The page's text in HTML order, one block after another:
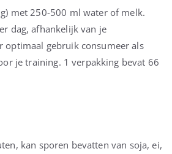
met 250-500 ml water of melk.
dag, afhankelijk van je
optimaal gebruik consumeer als
je training. 1 verpakking bevat 66
kan sporen bevatten van soja, ei,